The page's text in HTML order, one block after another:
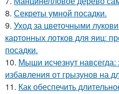
8. Секреты умной посадки.
9. Уход за цветочными
картонных лотков для яиц:
посадки.
10. Мыши исчезнут
избавления от грызунов на
11. Как обеспечить